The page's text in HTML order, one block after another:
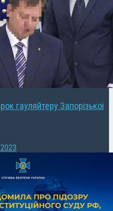
гауляйтеру Запорізької